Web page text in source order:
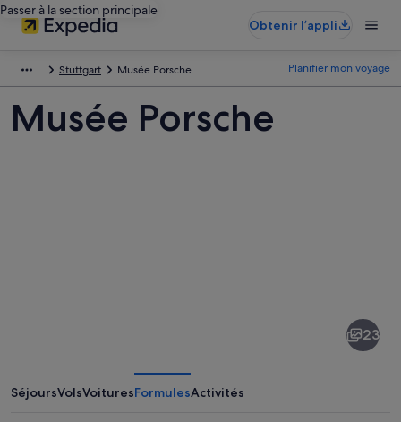
Passer à la section principale
Obtenir l’appli
Stuttgart Musée Porsche Planifier mon voyage
Musée Porsche
23
SéjoursVolsVoituresFormulesActivités